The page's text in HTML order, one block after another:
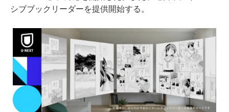
シブブックリーダーを提供開始する。